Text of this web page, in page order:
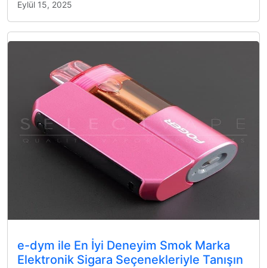
Eylül 15, 2025
e-dym ile En İyi Deneyim Smok Marka
Elektronik Sigara Seçenekleriyle Tanışın